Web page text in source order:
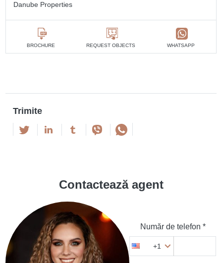
Danube Properties
BROCHURE REQUEST OBJECTS WHATSAPP
Trimite
Contactează agent
Număr de telefon *
+1